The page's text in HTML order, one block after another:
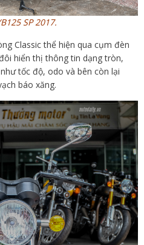
SP 2017.
Classic thể hiện qua cụm đèn
hiển thị thông tin dạng tròn,
tốc độ, odo và bên còn lại
báo xăng.